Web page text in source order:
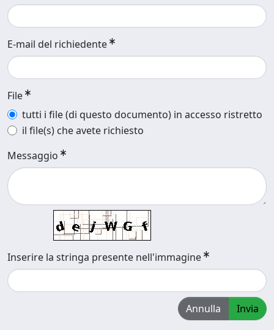
E-mail del richiedente
File
tutti i file (di questo documento) in accesso ristretto
il file(s) che avete richiesto
Messaggio
Inserire la stringa presente nell'immagine
Annulla Invia